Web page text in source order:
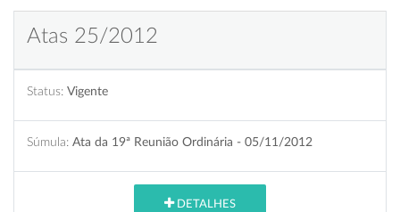
Atas 25/2012
Status: Vigente
Súmula: Ata da 19ª Reunião Ordinária - 05/11/2012
DETALHES